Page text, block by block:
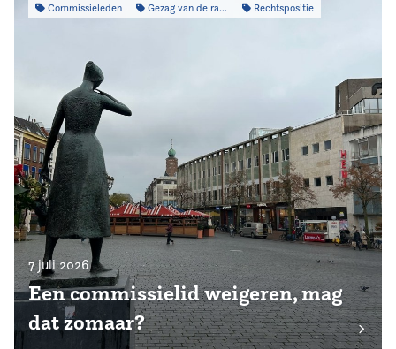
Commissieleden Gezag van de raad Rechtspositie
7 juli 2026
Een commissielid weigeren, mag
dat zomaar?